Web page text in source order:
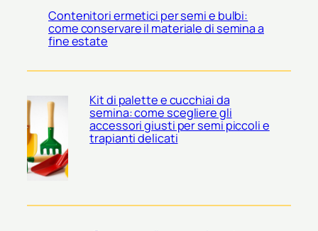
Contenitori ermetici per semi e bulbi:
come conservare il materiale di semina a
fine estate
Kit di palette e cucchiai da
semina: come scegliere gli
accessori giusti per semi piccoli e
trapianti delicati